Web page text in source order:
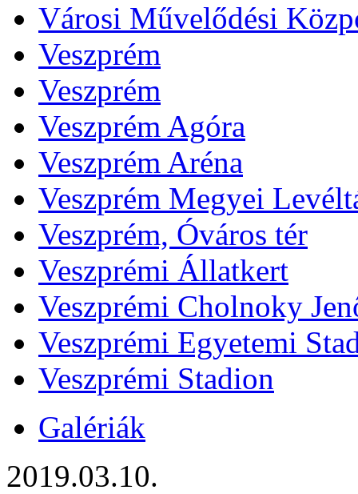
Városi Művelődési
Veszprém
Veszprém
Veszprém Agóra
Veszprém Aréna
Veszprém Megyei
Veszprém, Óváros tér
Veszprémi Állatkert
Veszprémi Cholnoky
Veszprémi Egyetemi
Veszprémi Stadion
Galériák
2019.03.10.